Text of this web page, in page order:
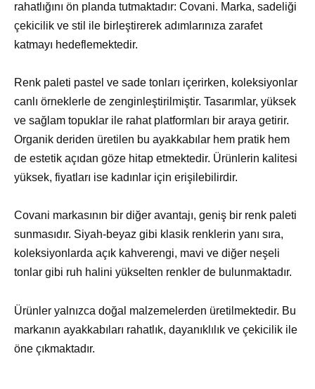
rahatlığını ön planda tutmaktadır: Covani. Marka, sadeliği
çekicilik ve stil ile birleştirerek adımlarınıza zarafet
katmayı hedeflemektedir.
Renk paleti pastel ve sade tonları içerirken, koleksiyonlar
canlı örneklerle de zenginleştirilmiştir. Tasarımlar, yüksek
ve sağlam topuklar ile rahat platformları bir araya getirir.
Organik deriden üretilen bu ayakkabılar hem pratik hem
de estetik açıdan göze hitap etmektedir. Ürünlerin kalitesi
yüksek, fiyatları ise kadınlar için erişilebilirdir.
Covani markasının bir diğer avantajı, geniş bir renk paleti
sunmasıdır. Siyah-beyaz gibi klasik renklerin yanı sıra,
koleksiyonlarda açık kahverengi, mavi ve diğer neşeli
tonlar gibi ruh halini yükselten renkler de bulunmaktadır.
Ürünler yalnızca doğal malzemelerden üretilmektedir. Bu
markanın ayakkabıları rahatlık, dayanıklılık ve çekicilik ile
öne çıkmaktadır.